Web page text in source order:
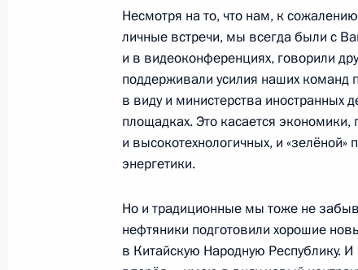
2 февраля 2022 года, 14:40 Москва,
1 февраля 2022 года, вторник
Встреча с Патриархом
Пресс-конференция по итогам
переговоров
Несмотря на то, что нам, к
личные встречи, мы всегда были с
и в видеоконференциях, говорили
поддерживали усилия наших
в виду и министерства иностранных
площадках. Это касается
и высокотехнологичных, и
энергетики.
Но и традиционные мы тоже не
нефтяники подготовили хорошие
в Китайскую Народную Республику.